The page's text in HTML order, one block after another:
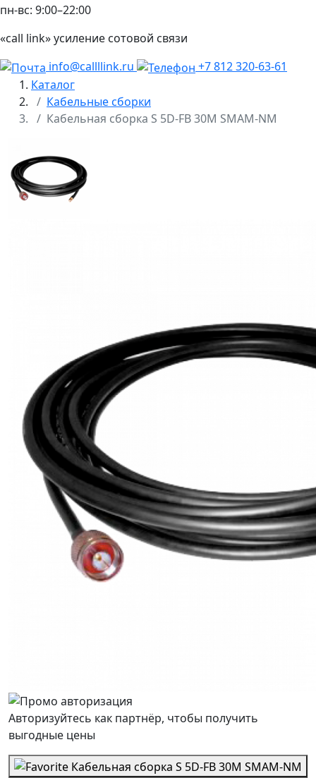
пн-вс: 9:00–22:00
«call link» усиление сотовой связи
info@callllink.ru
+7 812 320-63-61
Каталог
Кабельные сборки
Кабельная сборка S 5D-FB 30М SMAM-NM
Авторизуйтесь как партнёр, чтобы получить
выгодные цены